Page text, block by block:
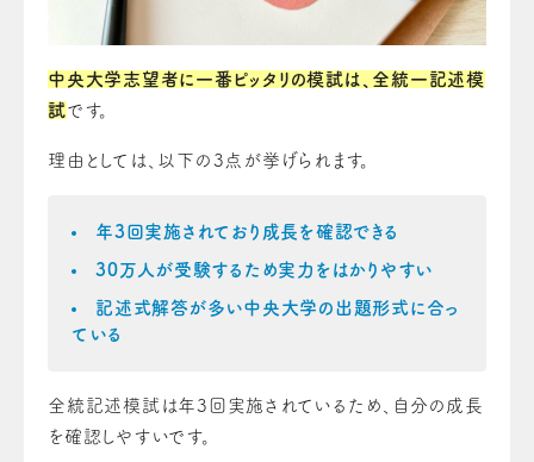
中央大学志望者に一番ピッタリの模試は、全統一記述模
試です。
理由としては、以下の3点が挙げられます。
年3回実施されており成長を確認できる
30万人が受験するため実力をはかりやすい
記述式解答が多い中央大学の出題形式に合っ
ている
全統記述模試は年3回実施されているため、自分の成長
を確認しやすいです。